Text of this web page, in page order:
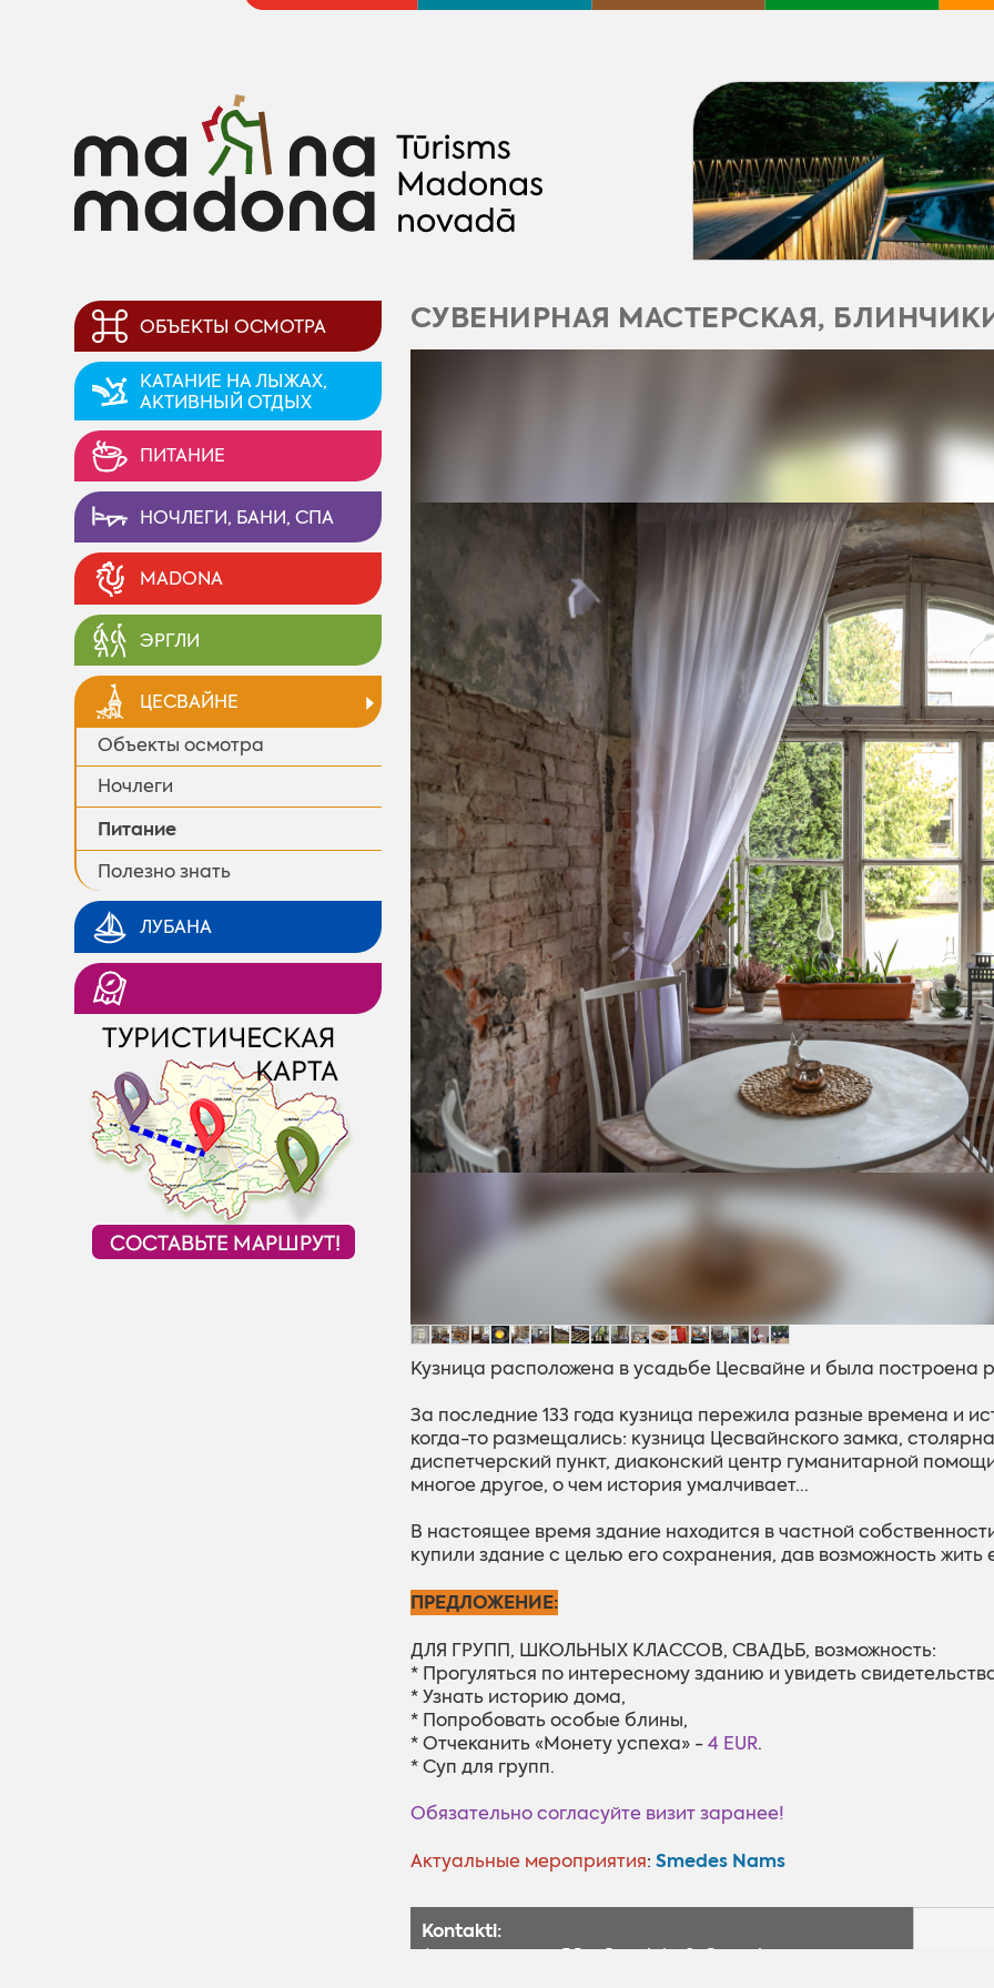
ОБЪЕКТЫ ОСМОТРА
KАТАНИЕ НА ЛЫЖАХ,
AКТИВНЫЙ ОТДЫХ
ПИТАНИЕ
НОЧЛЕГИ, БАНИ, СПА
MADONA
ЭРГЛИ
ЦЕСВАЙНЕ
Объекты осмотра
Ночлеги
Питание
Полезно знать
ЛУБАНА
CУВЕНИРНАЯ МАСТЕРСКАЯ, БЛИНЧИКИ
◄
Кузница расположена в усадьбе Цесвайне и была построена
За последние 133 года кузница пережила разные времена и
когда-то размещались: кузница Цесвайнского замка,
диспетчерский пункт, диаконский центр гуманитарной
многое другое, о чем история умалчивает...
В настоящее время здание находится в частной
купили здание с целью его сохранения, дав возможность жить
ПРЕДЛОЖЕНИЕ:
ДЛЯ ГРУПП, ШКОЛЬНЫХ КЛАССОВ, СВАДЬБ, возможность:
* Прогуляться по интересному зданию и увидеть
* Узнать историю дома,
* Попробовать особые блины,
* Отчеканить «Монету успеха» -4 EUR.
* Суп для групп.
Обязательно согласуйте визит заранее!
Актуальные мероприятия: Smedes Nams
Kontakti:
Адрес:
Rūpnīcas iela 6, Cesvaine